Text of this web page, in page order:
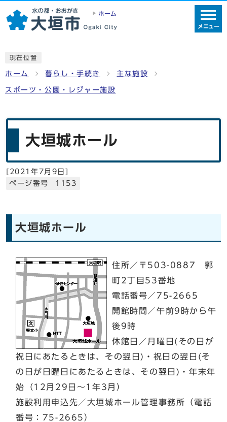
ホーム
メニュー
現在位置
ホーム 暮らし・手続き 主な施設
スポーツ・公園・レジャー施設
大垣城ホール
[ 2021年7月9日]
ページ番号 1153
大垣城ホール
住所／〒503-0887 郭
町2丁目53番地
電話番号／75-2665
開館時間／午前9時から午
後9時
休館日／月曜日(その日が
祝日にあたるときは、その翌日)・祝日の翌日(そ
の日が日曜日にあたるときは、その翌日)・年末年
始（12月29日～1年3月）
施設利用申込先／大垣城ホール管理事務所（電話
番号：75-2665）